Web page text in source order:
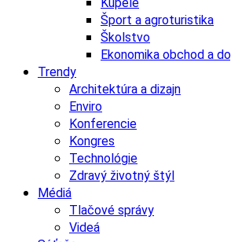
Šport a agroturistika
Školstvo
Ekonomika obchod a
Trendy
Architektúra a dizajn
Enviro
Konferencie
Kongres
Technológie
Zdravý životný štýl
Médiá
Tlačové správy
Videá